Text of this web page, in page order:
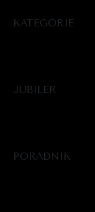
KATEGORIE
JUBILER
PORADNIK